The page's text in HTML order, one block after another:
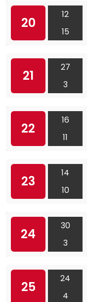
20
12
15
21
27
3
22
16
11
23
14
10
24
30
3
25
24
4